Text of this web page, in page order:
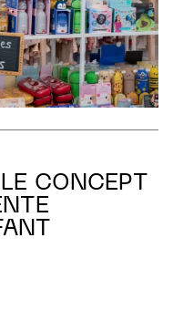
CONCEPT